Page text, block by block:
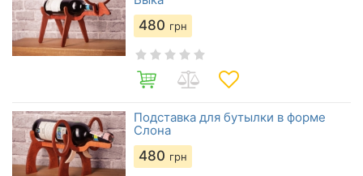
480 грн
Подставка для бутылки в форме
Слона
480 грн